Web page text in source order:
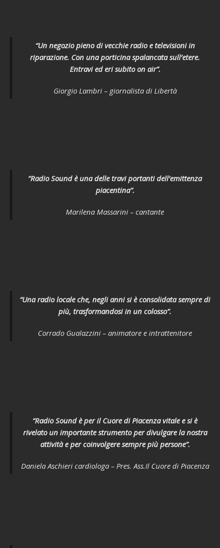
“Un negozio pieno di vecchie radio e televisioni in
riparazione. Con una porticina spalancata sull’etere.
Entravi ed eri subitoon air”.
Giorgio Lambri – giornalista di Libertà
“Radio Sound è una delle travi portanti dell’emittenza
piacentina”.
Marilena Massarini – cantante
“Una radio locale che, negli anni si è consolidata sempre di
più, trasformandosi in un colosso”.
Corrado Gualazzini – animatore e intrattenitore
“Radio Sound è per il Cuore di Piacenza vitale e si è
rivelato un importante strumento per divulgare la nostra
attività e per coinvolgere sempre più persone”.
Daniela Aschieri cardiologa – Pres. Ass.Il Cuore di Piacenza